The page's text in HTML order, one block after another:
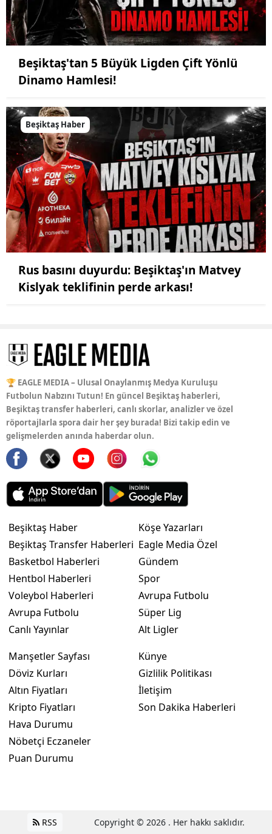
Beşiktaş'tan 5 Büyük Ligden Çift Yönlü
Dinamo Hamlesi!
Beşiktaş Haber
Rus basını duyurdu: Beşiktaş'ın Matvey
Kislyak teklifinin perde arkası!
🏆 EAGLE MEDIA – Ulusal Onaylanmış Medya Kuruluşu
Futbolun Nabzını Tutun! En güncel Beşiktaş haberleri,
Beşiktaş transfer haberleri, canlı skorlar, analizler ve özel
röportajlarla spora dair her şey burada! Bizi takip edin ve
gelişmelerden anında haberdar olun.
Beşiktaş Haber
Beşiktaş Transfer Haberleri
Basketbol Haberleri
Hentbol Haberleri
Voleybol Haberleri
Avrupa Futbolu
Canlı Yayınlar
Köşe Yazarları
Eagle Media Özel
Gündem
Spor
Avrupa Futbolu
Süper Lig
Alt Ligler
Manşetler Sayfası
Döviz Kurları
Altın Fiyatları
Kripto Fiyatları
Hava Durumu
Nöbetçi Eczaneler
Puan Durumu
Künye
Gizlilik Politikası
İletişim
Son Dakika Haberleri
RSS Copyright © 2026 . Her hakkı saklıdır.